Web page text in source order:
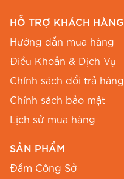
HỖ TRỢ KHÁCH HÀNG
Hướng dẫn mua hàng
Điều Khoản & Dịch Vụ
Chính sách đổi trả hàng
Chính sách bảo mật
Lịch sử mua hàng
SẢN PHẨM
Đầm Công Sở